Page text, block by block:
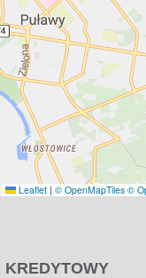
Leaflet | © OpenMapTiles ©